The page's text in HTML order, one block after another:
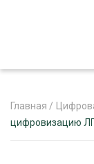
Главная /
цифровизацию